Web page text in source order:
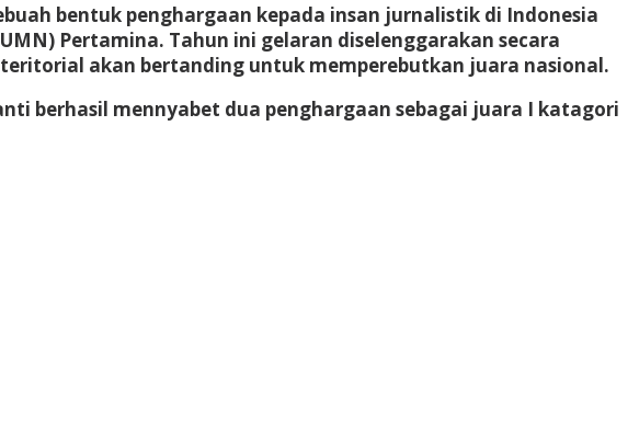
bentuk penghargaan kepada insan jurnalistik di Indonesia
Pertamina. Tahun ini gelaran diselenggarakan secara
akan bertanding untuk memperebutkan juara nasional.
berhasil mennyabet dua penghargaan sebagai juara I katagori